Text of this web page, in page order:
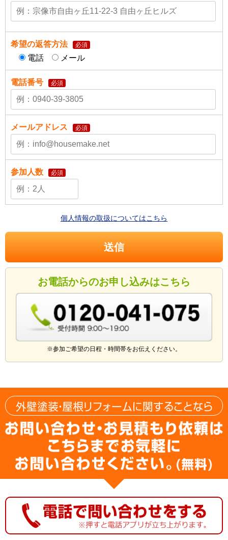
希望の返答方法 必須
電話 メール
電話番号 必須
メールアドレス 必須
参加人数 必須
個人情報の取扱についてはこちら
お電話からのお申し込みはこちら
※参加ご希望の日程・時間帯をお伝えください。